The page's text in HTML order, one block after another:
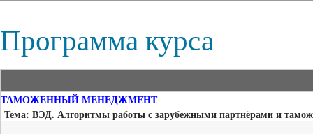
Программа курса
ТАМОЖЕННЫЙ МЕНЕДЖМЕНТ
Тема: ВЭД. Алгоритмы работы с зарубежными партнёрами и